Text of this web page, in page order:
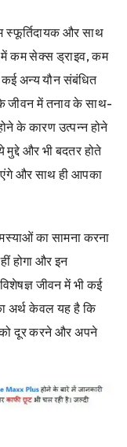
स्फूर्तिदायक और साथ
में कम सेक्स ड्राइव, कम
अन्य यौन संबंधित
में तनाव के साथ-
के कारण उत्पन्न होने
और भी बदतर होते
और साथ ही आपका
का सामना करना
होगा और इन
जीवन में भी कई
अर्थ केवल यह है कि
को दूर करने और अपने